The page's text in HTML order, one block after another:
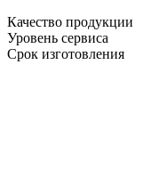
Качество продукции
Уровень сервиса
Срок изготовления